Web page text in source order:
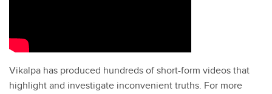
Vikalpa has produced hundreds of short-form videos that
highlight and investigate inconvenient truths. For more